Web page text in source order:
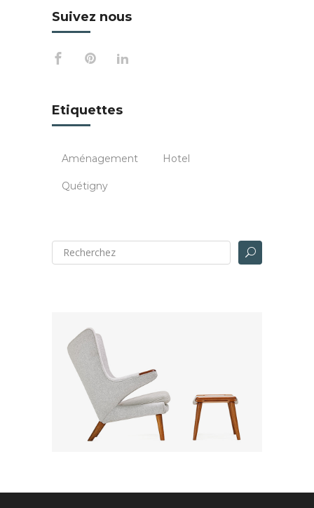
Suivez nous
Etiquettes
Aménagement Hotel
Quétigny